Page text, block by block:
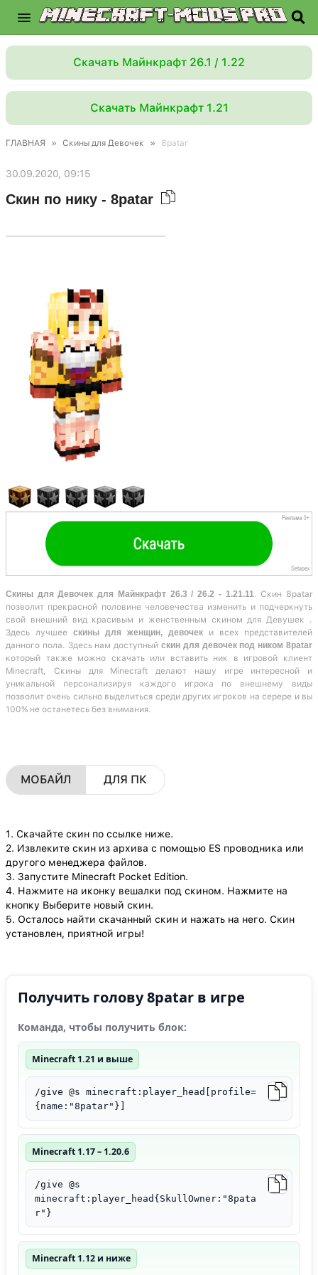
Скачать Майнкрафт 26.1 / 1.22
Скачать Майнкрафт 1.21
ГЛАВНАЯ » Скины для Девочек » 8patar
30.09.2020, 09:15
Скин по нику - 8patar
Скины для Девочек для Майнкрафт 26.3 / 26.2 - 1.21.11 . Скин 8patar
позволит прекрасной половине человечества изменить и подчеркнуть
свой внешний вид красивым и женственным скином для Девушек .
Здесь лучшее скины для женщин, девочек и всех представителей
данного пола. Здесь нам доступный скин для девочек под ником 8patar
который также можно скачать или вставить ник в игровой клиент
Minecraft, Скины для Minecraft делают нашу игре интересной и
уникальной персонализируя каждого игрока по внешнему виды
позволит очень сильно выделиться среди других игроков на серере и вы
100% не останетесь без внимания.
МОБАЙЛ ДЛЯ ПК
1. Скачайте скин по ссылке ниже.
2. Извлеките скин из архива с помощью ES проводника или
другого менеджера файлов.
3. Запустите Minecraft Pocket Edition.
4. Нажмите на иконку вешалки под скином. Нажмите на
кнопку Выберите новый скин.
5. Осталось найти скачанный скин и нажать на него. Скин
установлен, приятной игры!
Получить голову 8patar в игре
Команда, чтобы получить блок:
Minecraft 1.21 и выше
/give @s minecraft:player_head[profile=
{name:"8patar"}]
Minecraft 1.17 – 1.20.6
/give @s
minecraft:player_head{SkullOwner:"8pata
r"}
Minecraft 1.12 и ниже